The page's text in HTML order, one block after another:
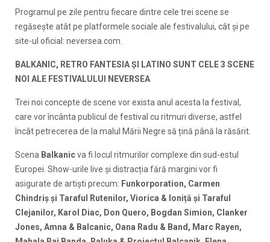
Programul pe zile pentru fiecare dintre cele trei scene se
regăsește atât pe platformele sociale ale festivalului, cât și pe
site-ul oficial: neversea.com.
BALKANIC, RETRO FANTESIA ȘI LATINO SUNT CELE 3 SCENE
NOI ALE FESTIVALULUI NEVERSEA
Trei noi concepte de scene vor exista anul acesta la festival,
care vor încânta publicul de festival cu ritmuri diverse, astfel
încât petrecerea de la malul Mării Negre să țină până la răsărit.
Scena Balkanicva fi locul ritmurilor complexe din sud-estul
Europei. Show-urile live și distracția fără margini vor fi
asigurate de artiști precum: Funkorporation, Carmen
Chindriș și Taraful Rutenilor, Viorica & Ioniță și Taraful
Clejanilor, Karol Diac, Don Quero, Bogdan Simion, Clanker
Jones, Amna & Balcanic, Oana Radu & Band, Marc Rayen,